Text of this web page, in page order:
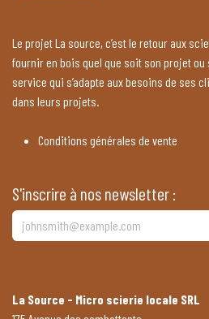
Le projet La source, c’est le retour aux
fournir en bois quel que soit son projet
service qui s’adapte aux besoins de ses
dans leurs projets.
Conditions générales de vente
S'inscrire à nos newsletter :
La Source - Micro scierie locale SRL